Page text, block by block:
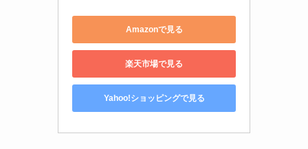
Amazonで見る
楽天市場で見る
Yahoo!ショッピングで見る